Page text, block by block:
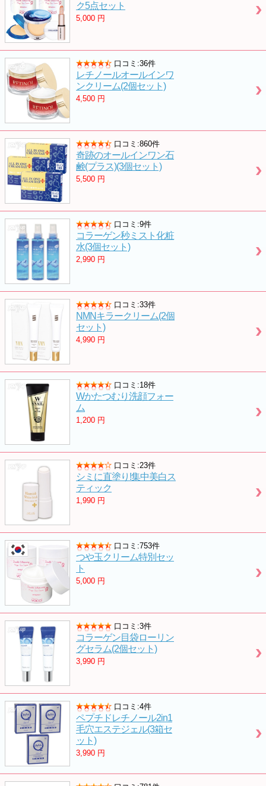
ク5点セット
5,000 円
口コミ:36件
レチノールオールインワ
ンクリーム(2個セット)
4,500 円
口コミ:860件
奇跡のオールインワン石
鹸(プラス)(3個セット)
5,500 円
口コミ:9件
コラーゲン秒ミスト化粧
水(3個セット)
2,990 円
口コミ:33件
NMNキラークリーム(2個
セット)
4,990 円
口コミ:18件
Wかたつむり洗顔フォー
ム
1,200 円
口コミ:23件
シミに直塗り!集中美白ス
ティック
1,990 円
口コミ:753件
つや玉クリーム特別セッ
ト
5,000 円
口コミ:3件
コラーゲン目袋ローリン
グセラム(2個セット)
3,990 円
口コミ:4件
ペプチドレチノール2in1
毛穴エステジェル(3箱セ
ット)
3,990 円